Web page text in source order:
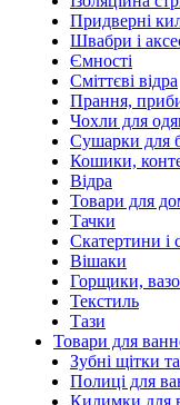
Придверні
Швабри і
Ємності
Сміттєві відра
Прання,
Чохли для
Сушарки для
Кошики,
Відра
Товари для
Тачки
Скатертини і
Вішаки
Горщики,
Текстиль
Тази
Товари для
Зубні щітки
Полиці для
Килимки для